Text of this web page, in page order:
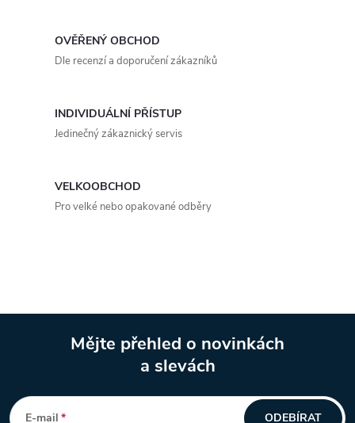
y
OVĚŘENÝ OBCHOD
Dle recenzí a doporučení zákazníků
INDIVIDUÁLNÍ PŘÍSTUP
Jedinečný zákaznický servis
VELKOOBCHOD
Pro velké nebo opakované odběry
Mějte přehled o novinkách
a slevách
E-mail ODEBÍRAT